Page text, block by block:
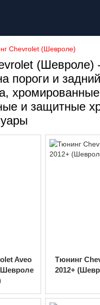
Chevrolet (Шевроле)
(Шевроле)
пороги и
хромированные
и защитные
Aveo
Тюнинг
2012+